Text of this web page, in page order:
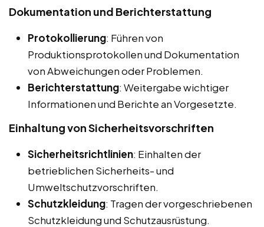
Dokumentation und Berichterstattung
Protokollierung: Führen von
Produktionsprotokollen und Dokumentation
von Abweichungen oder Problemen.
Berichterstattung: Weitergabe wichtiger
Informationen und Berichte an Vorgesetzte.
Einhaltung von Sicherheitsvorschriften
Sicherheitsrichtlinien: Einhalten der
betrieblichen Sicherheits- und
Umweltschutzvorschriften.
Schutzkleidung: Tragen der vorgeschriebenen
Schutzkleidung und Schutzausrüstung.